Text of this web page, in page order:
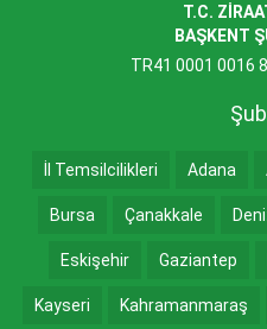
T.C.
BAŞKENT
TR41 0001 0016
İl Temsilcilikleri Adana
Bursa Çanakkale
Eskişehir Gaziantep
Kayseri Kahramanmaraş